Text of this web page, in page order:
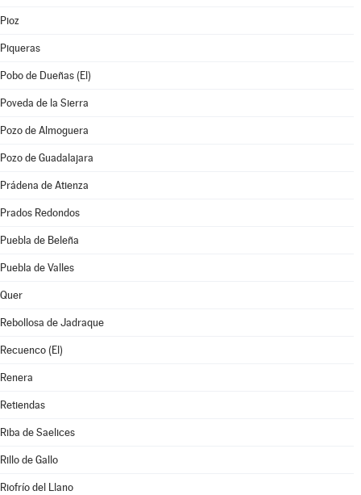
Pioz
Piqueras
Pobo de Dueñas (El)
Poveda de la Sierra
Pozo de Almoguera
Pozo de Guadalajara
Prádena de Atienza
Prados Redondos
Puebla de Beleña
Puebla de Valles
Quer
Rebollosa de Jadraque
Recuenco (El)
Renera
Retiendas
Riba de Saelices
Rillo de Gallo
Riofrío del Llano